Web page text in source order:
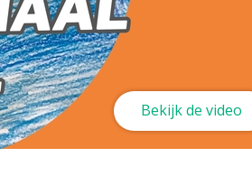
Bekijk de video